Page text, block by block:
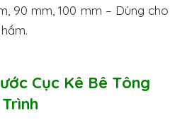
90 mm, 100 mm – Dùng cho
Cục Kê Bê Tông